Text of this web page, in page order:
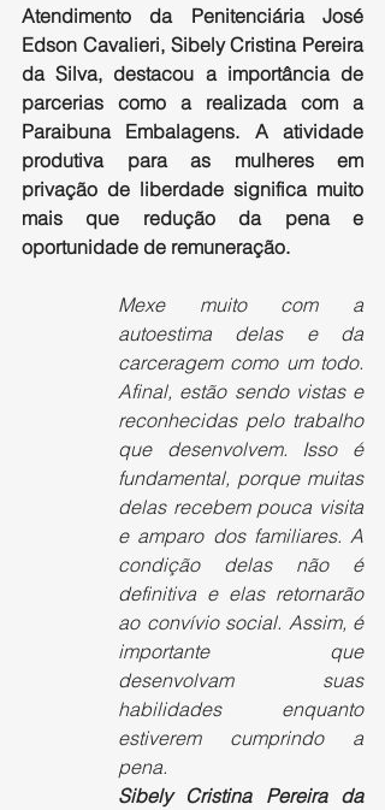
Atendimento da Penitenciária José
Edson Cavalieri, Sibely Cristina Pereira
da Silva, destacou a importância de
parcerias como a realizada com a
Paraibuna Embalagens. A atividade
produtiva para as mulheres em
privação de liberdade significa muito
mais que redução da pena e
oportunidade de remuneração.
Mexe muito com a
autoestima delas e da
carceragem como um todo.
Afinal, estão sendo vistas e
reconhecidas pelo trabalho
que desenvolvem. Isso é
fundamental, porque muitas
delas recebem pouca visita
e amparo dos familiares. A
condição delas não é
definitiva e elas retornarão
ao convívio social. Assim, é
importante que
desenvolvam suas
habilidades enquanto
estiverem cumprindo a
pena.
Sibely Cristina Pereira da